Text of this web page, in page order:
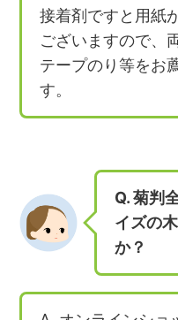
接着剤ですと用紙
ございますので、
テープのり等をお
す。
Q. 菊判
イズの
か？